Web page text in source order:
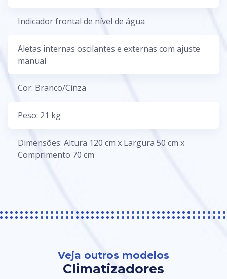
Indicador frontal de nível de água
Aletas internas oscilantes e externas com ajuste
manual
Cor: Branco/Cinza
Peso: 21 kg
Dimensões: Altura 120 cm x Largura 50 cm x
Comprimento 70 cm
Veja outros modelos
Climatizadores